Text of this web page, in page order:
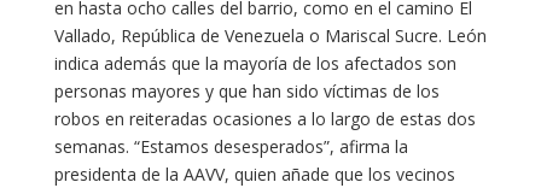
en hasta ocho calles del barrio, como en el camino El
Vallado, República de Venezuela o Mariscal Sucre. León
indica además que la mayoría de los afectados son
personas mayores y que han sido víctimas de los
robos en reiteradas ocasiones a lo largo de estas dos
semanas. “Estamos desesperados”, afirma la
presidenta de la AAVV, quien añade que los vecinos